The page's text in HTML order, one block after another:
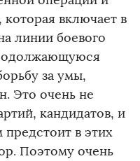
включает в
линии боевого
за умы,
Это очень не
кандидатов, и
в этих
Поэтому очень